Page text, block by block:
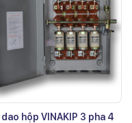
dao hộp VINAKIP 3 pha 4